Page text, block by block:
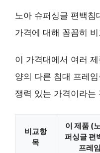
노아 슈퍼싱글 편백
가격에 대해 꼼꼼히
이 가격대에서 여러
양의 다른 침대 프레
쟁력 있는 가격이라는
비교항
목
이 제품 (
퍼싱글 편
프레